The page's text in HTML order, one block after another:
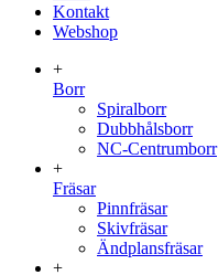
Kontakt
Webshop
+
Borr
Spiralborr
Dubbhålsborr
NC-Centrumborr
+
Fräsar
Pinnfräsar
Skivfräsar
Ändplansfräsar
+